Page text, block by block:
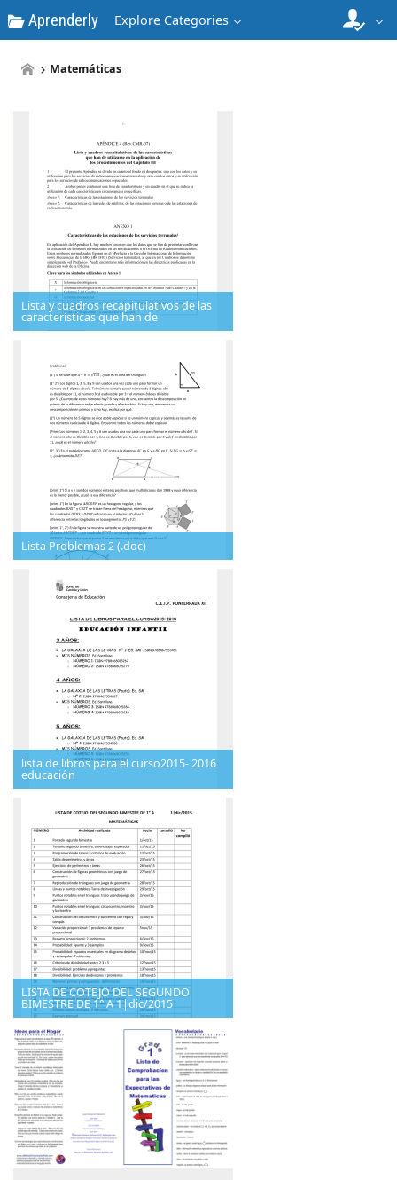
Aprenderly Explore Categories
Matemáticas
Lista y cuadros recapitulativos de las
características que han de
Lista Problemas 2 (.doc)
lista de libros para el curso2015- 2016
educación
LISTA DE COTEJO DEL SEGUNDO
BIMESTRE DE 1° A 1|dic/2015